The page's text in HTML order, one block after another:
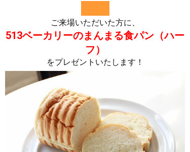
ご来場いただいた方に、
513ベーカリーのまんまる食パン（ハー
フ）
をプレゼントいたします！